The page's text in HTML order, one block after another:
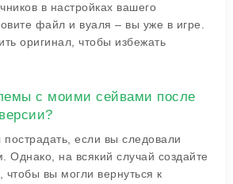
в настройках вашего
файл и вуаля – вы уже в игре.
оригинал, чтобы избежать
с моими сейвами после
если вы следовали
Однако, на всякий случай создайте
вы могли вернуться к